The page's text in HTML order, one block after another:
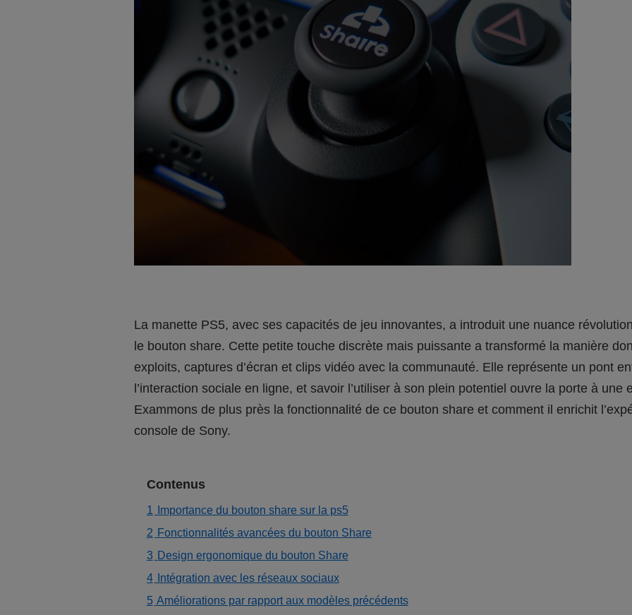
La manette PS5, avec ses capacités de jeu innovantes, a introduit une nuance
le bouton share. Cette petite touche discrète mais puissante a transformé la manière
exploits, captures d’écran et clips vidéo avec la communauté. Elle représente un pont
l’interaction sociale en ligne, et savoir l’utiliser à son plein potentiel ouvre la porte à une
Exammons de plus près la fonctionnalité de ce bouton share et comment il enrichit
console de Sony.
Contenus
1 Importance du bouton share sur la ps5
2 Fonctionnalités avancées du bouton Share
3 Design ergonomique du bouton Share
4 Intégration avec les réseaux sociaux
5 Améliorations par rapport aux modèles précédents